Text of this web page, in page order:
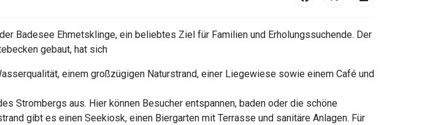
Badesee Ehmetsklinge, ein beliebtes Ziel für Familien und Erholungssuchende. Der
gebaut, hat sich
einem großzügigen Naturstrand, einer Liegewiese sowie einem Café und
Strombergs aus. Hier können Besucher entspannen, baden oder die schöne
gibt es einen Seekiosk, einen Biergarten mit Terrasse und sanitäre Anlagen. Für